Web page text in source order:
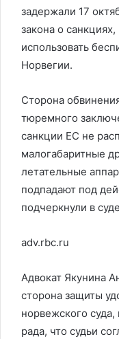
задержали 17
закона о
использовать
Норвегии.
Сторона
тюремного
санкции ЕС не
малогабаритные
летательные
подпадают под
подчеркнули в
adv.rbc.ru
Адвокат Якунина
сторона защиты
норвежского
рада, что судьи